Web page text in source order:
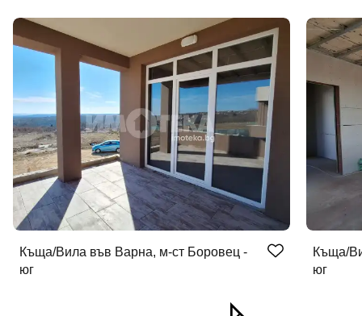
Къща/Вила във Варна, м-ст Боровец -
юг
Къща/
юг